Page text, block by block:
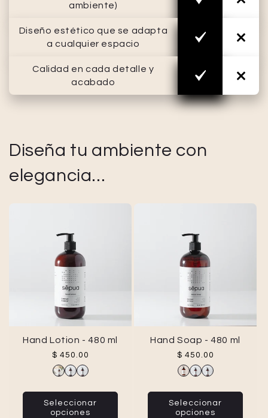
ambiente)
Diseño estético que se adapta
a cualquier espacio
Calidad en cada detalle y
acabado
Diseña tu ambiente con
elegancia...
Hand Lotion - 480 ml
Precio habitual
$ 450.00
Seleccionar
opciones
Hand Soap - 480 ml
Precio habitual
$ 450.00
Seleccionar
opciones